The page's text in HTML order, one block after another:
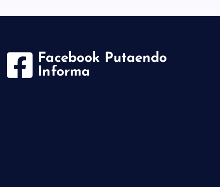
Facebook Putaendo
Informa